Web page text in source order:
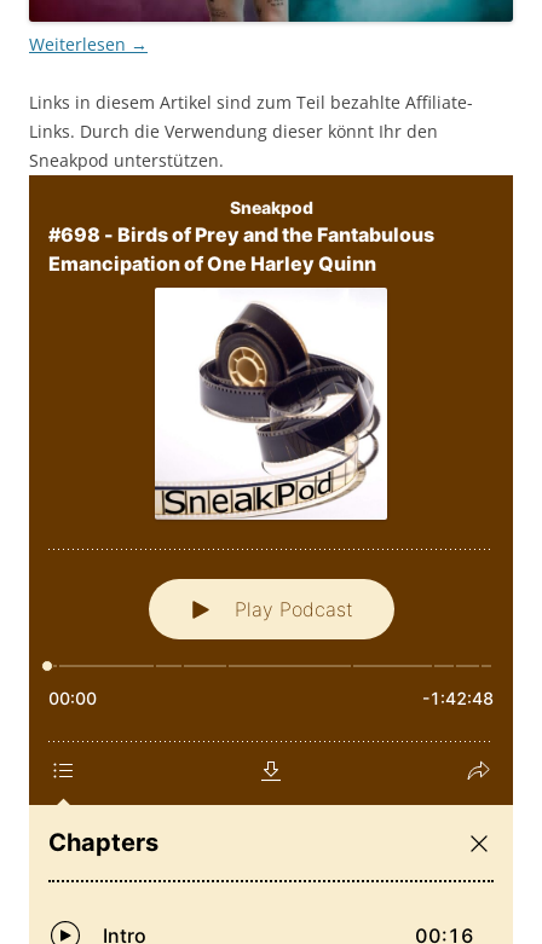
Weiterlesen →
Links in diesem Artikel sind zum Teil bezahlte Affiliate-
Links. Durch die Verwendung dieser könnt Ihr den
Sneakpod unterstützen.